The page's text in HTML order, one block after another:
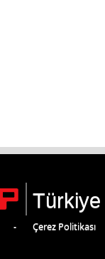
Türkiye
Çerez Politikası